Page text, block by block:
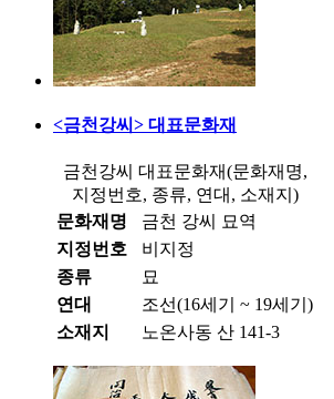
<금천강씨> 대표문화재
금천강씨 대표문화재(문화재명,
지정번호, 종류, 연대, 소재지)
문화재명
금천 강씨 묘역
지정번호
비지정
종류
묘
연대
조선(16세기 ~ 19세기)
소재지
노온사동 산 141-3